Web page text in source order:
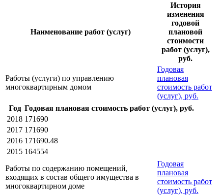
Наименование работ (услуг)
История
изменения
годовой
плановой
стоимости
работ (услуг),
руб.
Работы (услуги) по управлению
многоквартирным домом
Годовая
плановая
стоимость работ
(услуг), руб.
Год Годовая плановая стоимость работ (услуг), руб.
2018 171690
2017 171690
2016 171690.48
2015 164554
Работы по содержанию помещений,
входящих в состав общего имущества в
многоквартирном доме
Годовая
плановая
стоимость работ
(услуг), руб.